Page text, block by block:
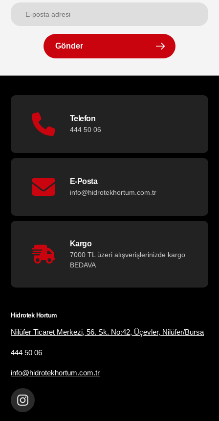
Gönder
Telefon
444 50 06
E-Posta
info@hidrotekhortum.com.tr
Kargo
7000 TL üzeri alışverişlerinizde kargo
BEDAVA
Hidrotek Hortum
Nilüfer Ticaret Merkezi, 56. Sk. No:42, Üçevler, Nilüfer/Bursa
444 50 06
info@hidrotekhortum.com.tr
Instagram